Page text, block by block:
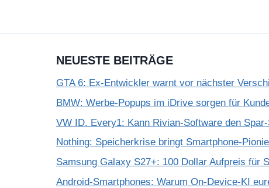
NEUESTE BEITRÄGE
GTA 6: Ex-Entwickler warnt vor nächster
BMW: Werbe-Popups im iDrive sorgen für
VW ID. Every1: Kann Rivian-Software den
Nothing: Speicherkrise bringt Smartphone-
Samsung Galaxy S27+: 100 Dollar Aufpreis für
Android-Smartphones: Warum On-Device-KI